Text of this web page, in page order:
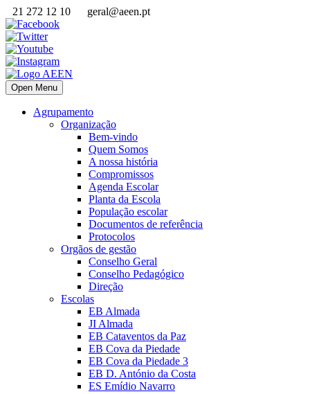
21 272 12 10 geral@aeen.pt
Open Menu
Agrupamento
Organização
Bem-vindo
Quem Somos
A nossa história
Compromissos
Agenda Escolar
Planta da Escola
População escolar
Documentos de referência
Protocolos
Orgãos de gestão
Conselho Geral
Conselho Pedagógico
Direção
Escolas
EB Almada
JI Almada
EB Cataventos da Paz
EB Cova da Piedade
EB Cova da Piedade 3
EB D. António da Costa
ES Emídio Navarro